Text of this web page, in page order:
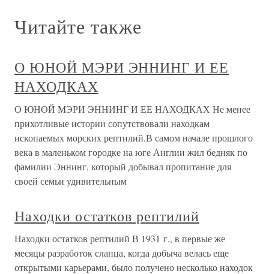
Читайте также
О ЮНОЙ МЭРИ ЭННИНГ И ЕЕ
НАХОДКАХ
О ЮНОЙ МЭРИ ЭННИНГ И ЕЕ НАХОДКАХ Не менее
прихотливые истории сопутствовали находкам
ископаемых морских рептилий.В самом начале прошлого
века в маленьком городке на юге Англии жил бедняк по
фамилии Эннинг, который добывал пропитание для
своей семьи удивительным
Находки остатков рептилий
Находки остатков рептилий В 1931 г., в первые же
месяцы разработок сланца, когда добыча велась еще
открытыми карьерами, было получено несколько находок